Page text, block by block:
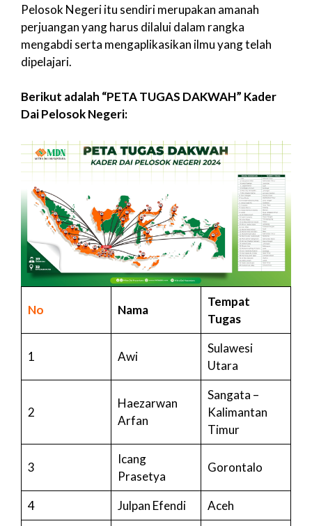
Pelosok Negeri itu sendiri merupakan amanah
perjuangan yang harus dilalui dalam rangka
mengabdi serta mengaplikasikan ilmu yang telah
dipelajari.
Berikut adalah “PETA TUGAS DAKWAH” Kader
Dai Pelosok Negeri:
No Nama
Tempat
Tugas
1 Awi
Sulawesi
Utara
2
Haezarwan
Arfan
Sangata –
Kalimantan
Timur
3
Icang
Prasetya
Gorontalo
4 Julpan Efendi Aceh